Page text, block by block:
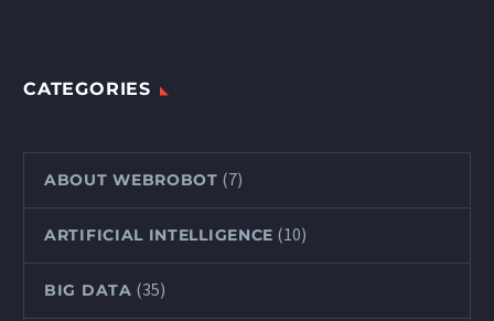
CATEGORIES
ABOUT WEBROBOT (7)
ARTIFICIAL INTELLIGENCE (10)
BIG DATA (35)